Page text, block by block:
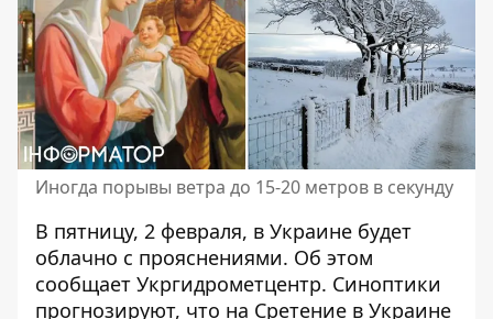
Иногда порывы ветра до 15-20 метров в секунду
В пятницу, 2 февраля, в Украине будет
облачно с прояснениями. Об этом
сообщает Укргидрометцентр. Синоптики
прогнозируют, что на Сретение в Украине